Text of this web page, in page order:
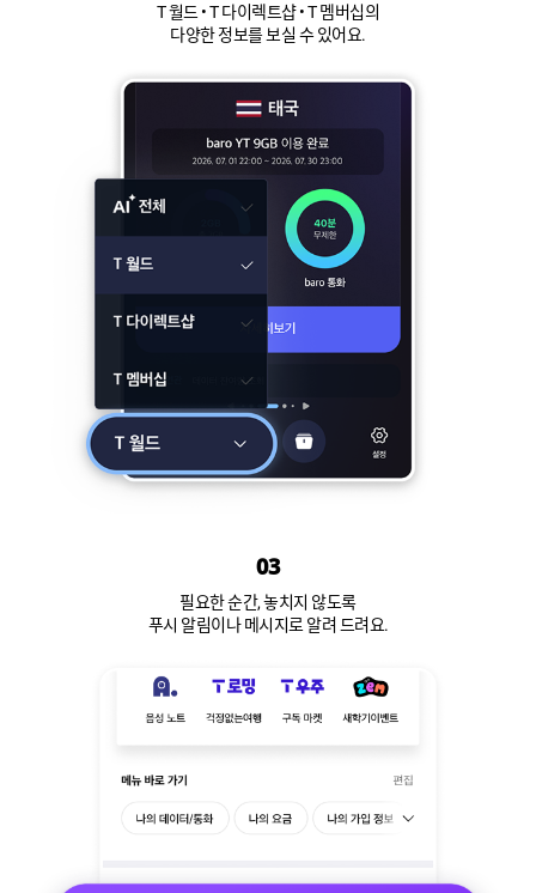
T 월드 • T 다이렉트샵 • T 멤버십의
다양한 정보를 보실 수 있어요.
03
필요한 순간, 놓치지 않도록
푸시 알림이나 메시지로 알려 드려요.